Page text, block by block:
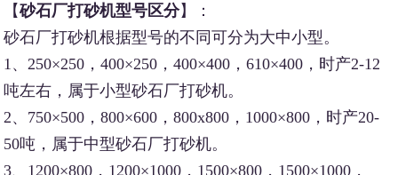
【砂石厂打砂机型号区分】：
砂石厂打砂机根据型号的不同可分为大中小型。
1、250×250，400×250，400×400，610×400，时产2-12
吨左右，属于小型砂石厂打砂机。
2、750×500，800×600，800x800，1000×800，时产20-
50吨，属于中型砂石厂打砂机。
3、1200×800，1200×1000，1500×800，1500×1000，